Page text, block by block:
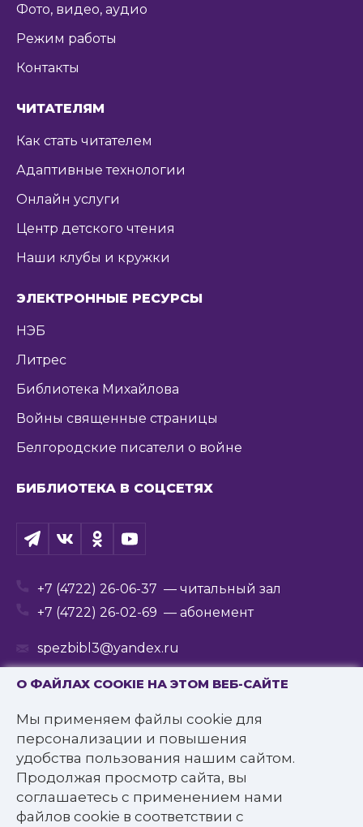
О ФАЙЛАХ COOKIE НА ЭТОМ ВЕБ-САЙТЕ
Мы применяем файлы cookie для
персонализации и повышения
удобства пользования нашим сайтом.
Продолжая просмотр сайта, вы
соглашаетесь с применением нами
файлов cookie в соответствии с
Фото, видео, аудио
Режим работы
Контакты
ЧИТАТЕЛЯМ
Как стать читателем
Адаптивные технологии
Онлайн услуги
Центр детского чтения
Наши клубы и кружки
ЭЛЕКТРОННЫЕ РЕСУРСЫ
НЭБ
Литрес
Библиотека Михайлова
Войны священные страницы
Белгородские писатели о войне
БИБЛИОТЕКА В СОЦСЕТЯХ
+7 (4722) 26-06-37 — читальный зал
+7 (4722) 26-02-69 — абонемент
spezbibl3@yandex.ru
© 2016—2022 Государственное бюджетное
учреждение культуры
«Белгородская государственная специальная
библиотека для слепых им. В.Я. Ерошенко».
Все права защищены.